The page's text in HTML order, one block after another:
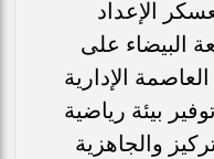
الإعداد
البيضاء على
الإدارية
بيئة رياضية
والجاهزية